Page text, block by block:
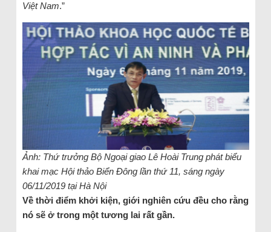
Việt Nam.”
Ảnh: Thứ trưởng Bộ Ngoại giao Lê Hoài Trung phát biểu
khai mạc Hội thảo Biển Đông lần thứ 11, sáng ngày
06/11/2019 tại Hà Nội
Về thời điểm khởi kiện, giới nghiên cứu đều cho rằng
nó sẽ ở trong một tương lai rất gần.